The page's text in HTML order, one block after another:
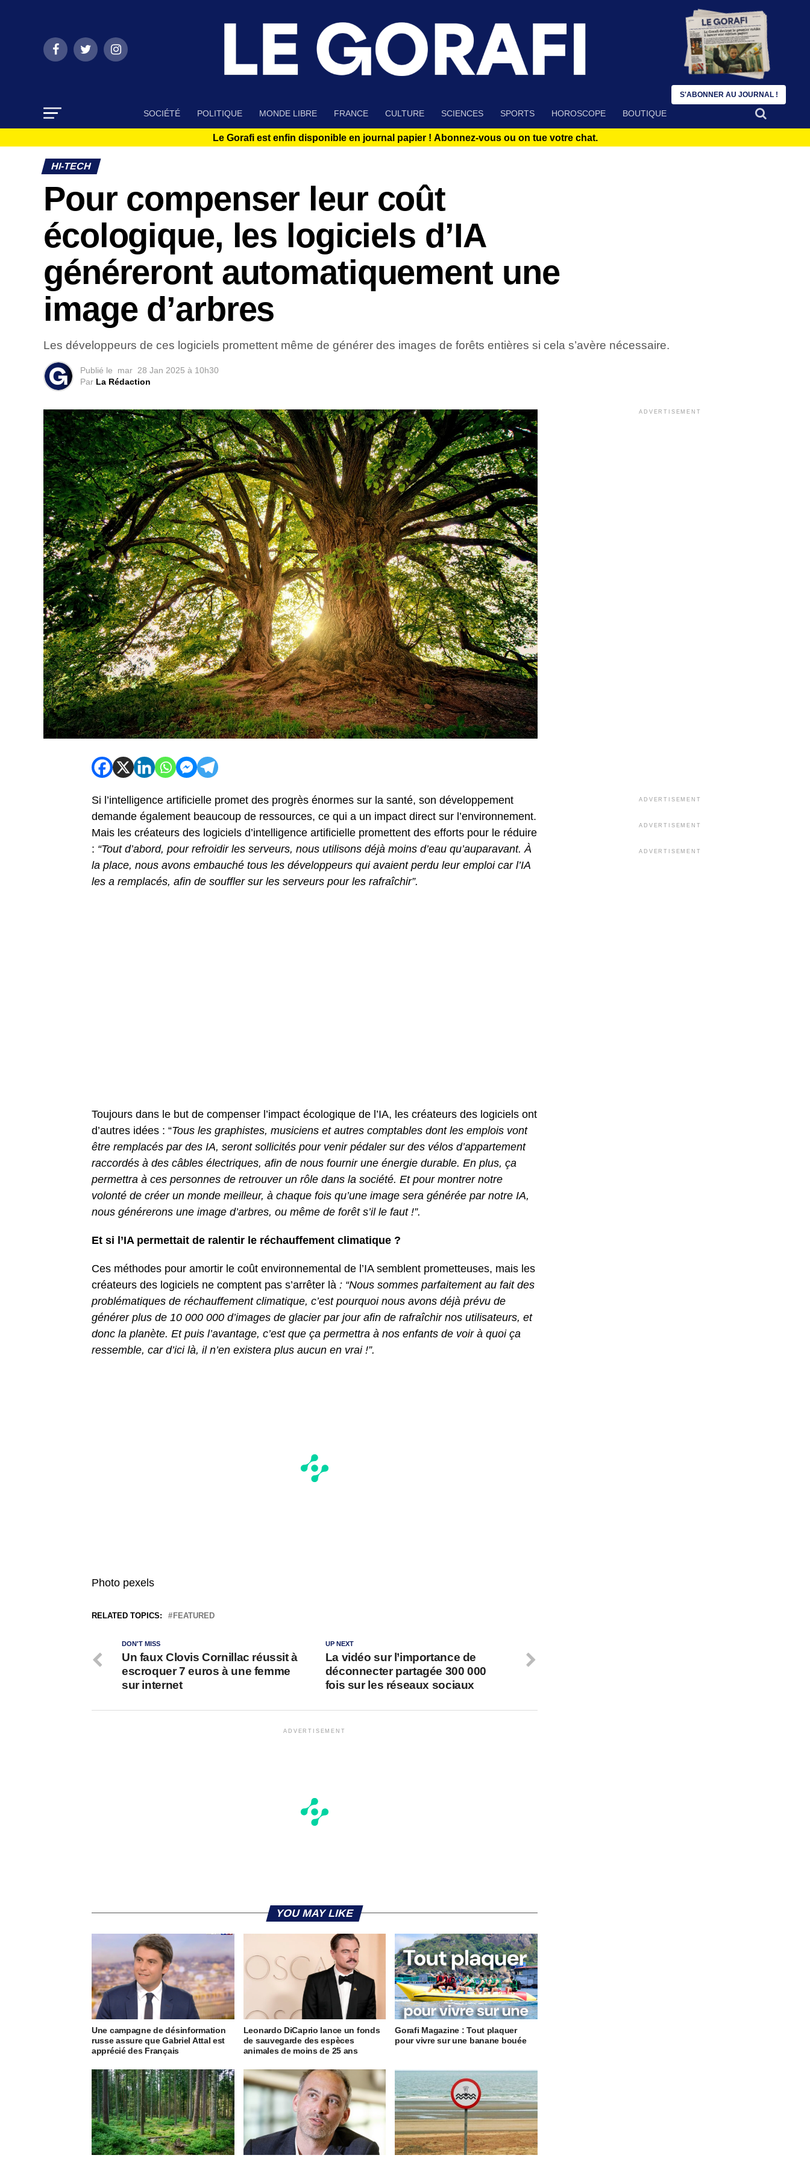
SOCIÉTÉ POLITIQUE MONDE LIBRE FRANCE CULTURE SCIENCES SPORTS HOROSCOPE BOUTIQUE
Le Gorafi est enfin disponible en journal papier ! Abonnez-vous ou on tue votre chat.
HI-TECH
Pour compenser leur coût
écologique, les logiciels d’IA
généreront automatiquement une
image d’arbres
Les développeurs de ces logiciels promettent même de générer des images de forêts entières si cela s’avère nécessaire.
Publié le mar 28 Jan 2025 à 10h30
Par La Rédaction
Si l’intelligence artificielle promet des progrès énormes sur la santé, son développement
demande également beaucoup de ressources, ce qui a un impact direct sur l’environnement.
Mais les créateurs des logiciels d’intelligence artificielle promettent des efforts pour le réduire
: “Tout d’abord, pour refroidir les serveurs, nous utilisons déjà moins d’eau qu’auparavant. À
la place, nous avons embauché tous les développeurs qui avaient perdu leur emploi car l’IA
les a remplacés, afin de souffler sur les serveurs pour les rafraîchir”.
Toujours dans le but de compenser l’impact écologique de l’IA, les créateurs des logiciels ont
d’autres idées : “Tous les graphistes, musiciens et autres comptables dont les emplois vont
être remplacés par des IA, seront sollicités pour venir pédaler sur des vélos d’appartement
raccordés à des câbles électriques, afin de nous fournir une énergie durable. En plus, ça
permettra à ces personnes de retrouver un rôle dans la société. Et pour montrer notre
volonté de créer un monde meilleur, à chaque fois qu’une image sera générée par notre IA,
nous générerons une image d’arbres, ou même de forêt s’il le faut !”.
Et si l’IA permettait de ralentir le réchauffement climatique ?
Ces méthodes pour amortir le coût environnemental de l’IA semblent prometteuses, mais les
créateurs des logiciels ne comptent pas s’arrêter là : “Nous sommes parfaitement au fait des
problématiques de réchauffement climatique, c’est pourquoi nous avons déjà prévu de
générer plus de 10 000 000 d’images de glacier par jour afin de rafraîchir nos utilisateurs, et
donc la planète. Et puis l’avantage, c’est que ça permettra à nos enfants de voir à quoi ça
ressemble, car d’ici là, il n’en existera plus aucun en vrai !”.
Photo pexels
RELATED TOPICS: FEATURED
UP NEXT
La vidéo sur l’importance de
déconnecter partagée 300 000
fois sur les réseaux sociaux
DON'T MISS
Un faux Clovis Cornillac réussit à
escroquer 7 euros à une femme
sur internet
ADVERTISEMENT
YOU MAY LIKE
Une campagne de désinformation
russe assure que Gabriel Attal est
apprécié des Français
Leonardo DiCaprio lance un fonds
de sauvegarde des espèces
animales de moins de 25 ans
Gorafi Magazine : Tout plaquer
pour vivre sur une banane bouée
ADVERTISEMENT
ADVERTISEMENT
ADVERTISEMENT
ADVERTISEMENT
S'ABONNER AU JOURNAL !